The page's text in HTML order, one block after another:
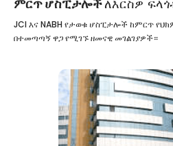
ምርጥ ሆስፒታሎችለእርስዎ
JCI እና NABH የታወቁ ሆስፒታሎች ከምርጥ
በተመጣጣኝ ዋጋ የሚገኙ ዘመናዊ መገልገያዎች።